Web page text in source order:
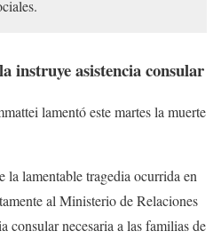
instruye asistencia consular
lamentó este martes la muerte
la lamentable tragedia ocurrida en
al Ministerio de Relaciones
consular necesaria a las familias de